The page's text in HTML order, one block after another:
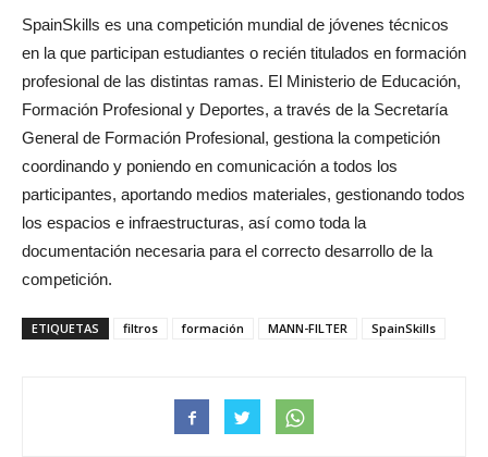
SpainSkills es una competición mundial de jóvenes técnicos
en la que participan estudiantes o recién titulados en formación
profesional de las distintas ramas. El Ministerio de Educación,
Formación Profesional y Deportes, a través de la Secretaría
General de Formación Profesional, gestiona la competición
coordinando y poniendo en comunicación a todos los
participantes, aportando medios materiales, gestionando todos
los espacios e infraestructuras, así como toda la
documentación necesaria para el correcto desarrollo de la
competición.
ETIQUETAS filtros formación MANN-FILTER SpainSkills